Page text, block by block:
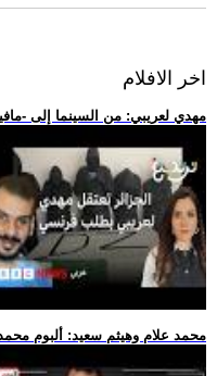
اخر الافلام
.. مهدي لعريبي: من السينما إلى -
.. محمد علام وهيثم سعيد: ألبوم